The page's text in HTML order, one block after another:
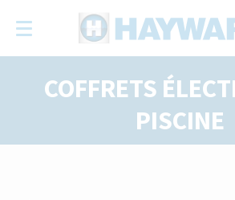
COFFRETS
PISCINE